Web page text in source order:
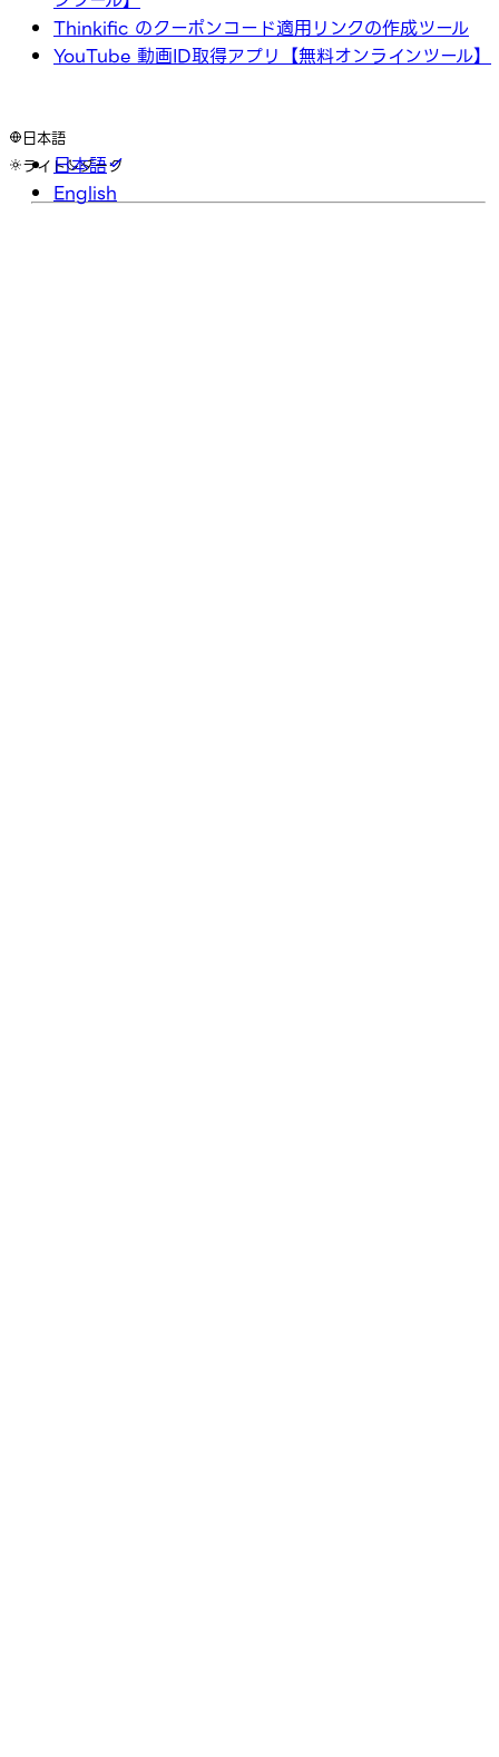
Thinkific のクーポンコード適用リンクの作成ツール
YouTube 動画ID取得アプリ【無料オンラインツール】
日本語
日本語
English
ライト ダーク